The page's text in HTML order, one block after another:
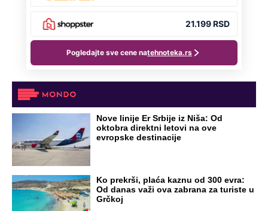
Nove linije Er Srbije iz Niša: Od
oktobra direktni letovi na ove
evropske destinacije
Ko prekrši, plaća kaznu od 300 evra:
Od danas važi ova zabrana za turiste u
Grčkoj